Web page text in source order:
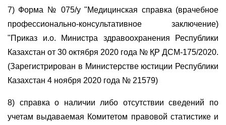
7) Форма № 075/у "Медицинская справка (врачебное
профессионально-консультативное заключение)
"Приказ и.о. Министра здравоохранения Республики
Казахстан от 30 октября 2020 года № ҚР ДСМ-175/2020.
(Зарегистрирован в Министерстве юстиции Республики
Казахстан 4 ноября 2020 года № 21579)
8) справка о наличии либо отсутствии сведений по
учетам выдаваемая Комитетом правовой статистике и